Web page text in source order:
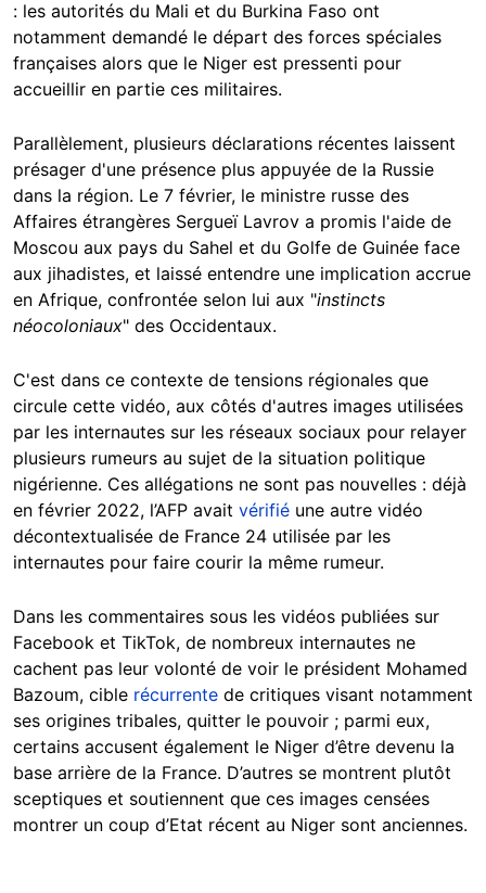
: les autorités du Mali et du Burkina Faso ont
notamment demandé le départ des forces spéciales
françaises alors que le Niger est pressenti pour
accueillir en partie ces militaires.
Parallèlement, plusieurs déclarations récentes laissent
présager d'une présence plus appuyée de la Russie
dans la région. Le 7 février, le ministre russe des
Affaires étrangères Sergueï Lavrov a promis l'aide de
Moscou aux pays du Sahel et du Golfe de Guinée face
aux jihadistes, et laissé entendre une implication accrue
en Afrique, confrontée selon lui aux "instincts
néocoloniaux" des Occidentaux.
C'est dans ce contexte de tensions régionales que
circule cette vidéo, aux côtés d'autres images utilisées
par les internautes sur les réseaux sociaux pour relayer
plusieurs rumeurs au sujet de la situation politique
nigérienne. Ces allégations ne sont pas nouvelles : déjà
en février 2022, l’AFP avait vérifié une autre vidéo
décontextualisée de France 24 utilisée par les
internautes pour faire courir la même rumeur.
Dans les commentaires sous les vidéos publiées sur
Facebook et TikTok, de nombreux internautes ne
cachent pas leur volonté de voir le président Mohamed
Bazoum, cible récurrente de critiques visant notamment
ses origines tribales, quitter le pouvoir ; parmi eux,
certains accusent également le Niger d’être devenu la
base arrière de la France. D’autres se montrent plutôt
sceptiques et soutiennent que ces images censées
montrer un coup d’Etat récent au Niger sont anciennes.